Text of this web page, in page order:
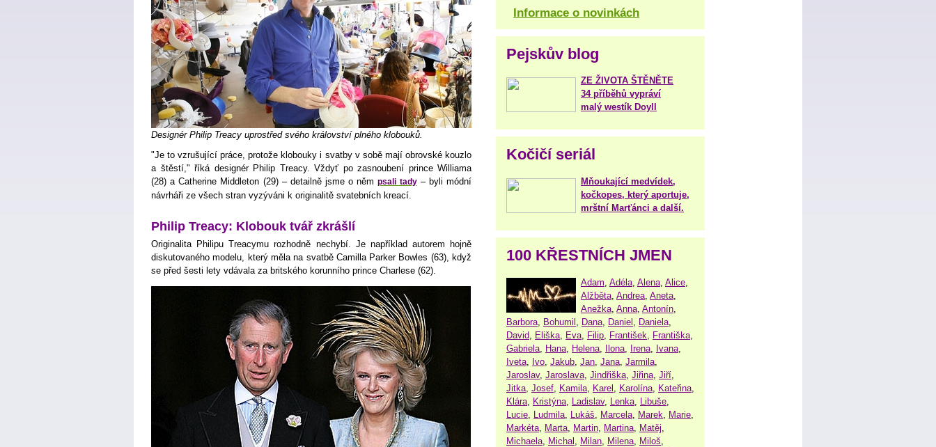
Designér Philip Treacy uprostřed svého království plného klobouků.
"Je to vzrušující práce, protože klobouky i svatby v sobě mají obrovské kouzlo
a štěstí," říká designér Philip Treacy. Vždyť po zasnoubení prince Williama
(28) a Catherine Middleton (29) – detailně jsme o němpsali tady– byli módní
návrháři ze všech stran vyzýváni k originalitě svatebních kreací.
Philip Treacy: Klobouk tvář zkrášlí
Originalita Philipu Treacymu rozhodně nechybí. Je například autorem hojně
diskutovaného modelu, který měla na svatbě Camilla Parker Bowles (63), když
se před šesti lety vdávala za britského korunního prince Charlese (62).
Informace o novinkách
Pejskův blog
ZE ŽIVOTA ŠTĚNĚTE
34 příběhů vypráví
malý westík Doyll
Kočičí seriál
Mňoukající medvídek,
kočkopes, který aportuje,
mrštní Marťánci a další.
100 KŘESTNÍCH JMEN
Adam Adéla Alena Alice
Alžběta Andrea Aneta
Anežka Anna Antonín
Barbora Bohumil Dana Daniel Daniela
David Eliška Eva Filip František Františka
Gabriela Hana Helena Ilona Irena Ivana
Iveta Ivo Jakub Jan Jana Jarmila
Jaroslav, Jaroslava Jindřiška Jiřina Jiří
Jitka Josef Kamila Karel Karolína Kateřina
Klára Kristýna Ladislav, Lenka Libuše
Lucie Ludmila Lukáš Marcela Marek Marie
Markéta Marta Martin Martina Matěj
Michaela Michal Milan Milena Miloš